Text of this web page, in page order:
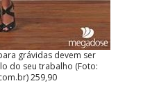
grávidas devem ser
do seu trabalho (Foto:
259,90